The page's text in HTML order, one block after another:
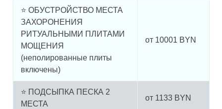
⭐ ОБУСТРОЙСТВО МЕСТА
ЗАХОРОНЕНИЯ
РИТУАЛЬНЫМИ ПЛИТАМИ
МОЩЕНИЯ
(неполированные плиты
включены)
от 10001 BYN
⭐ ПОДСЫПКА ПЕСКА 2
МЕСТА
от 1133 BYN